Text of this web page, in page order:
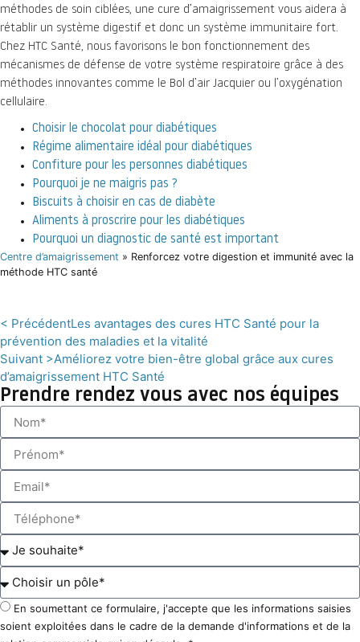
méthodes de soin ciblées, une cure d’amaigrissement vous aidera à
rétablir un système digestif et donc un système immunitaire fort.
Chez HTC Santé, nous favorisons le bon fonctionnement des
mécanismes de défense de votre système respiratoire grâce à des
méthodes innovantes comme le Bol d’air Jacquier ou l’oxygénation
cellulaire.
Choisir le chocolat pour diabétiques
Régime alimentaire idéal pour diabétiques
Confiture pour les personnes diabétiques
Pourquoi je ne maigris pas ?
Biscuits à choisir en cas de diabète
Aliments à proscrire pour les diabétiques
Pourquoi un diagnostic de santé est important
Centre d’amaigrissement » Renforcez votre digestion et immunité avec la
méthode HTC santé
< PrécédentLes avantages des cures HTC Santé pour la
prévention des maladies et la vitalité
Suivant >Améliorez votre bien-être global grâce aux cures
d’amaigrissement HTC Santé
Prendre rendez vous avec nos équipes
En soumettant ce formulaire, j'accepte que les informations saisies
soient exploitées dans le cadre de la demande d'informations et de la